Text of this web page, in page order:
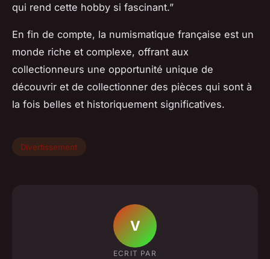
qui rend cette hobby si fascinant.”
En fin de compte, la numismatique française est un
monde riche et complexe, offrant aux
collectionneurs une opportunité unique de
découvrir et de collectionner des pièces qui sont à
la fois belles et historiquement significatives.
Divertissement
V
ECRIT PAR